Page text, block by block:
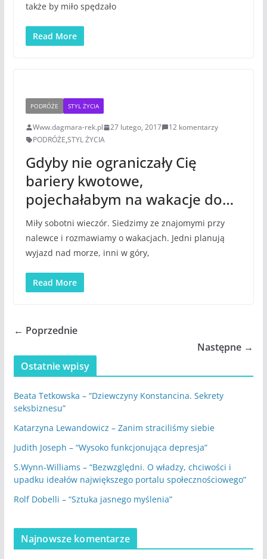
także by miło spędzało
Read More
PODRÓŻE STYL ŻYCIA
Www.dagmara-rek.pl 27 lutego, 2017
12 komentarzy
PODRÓŻE,STYL ŻYCIA
Gdyby nie ograniczały Cię
bariery kwotowe,
pojechałabym na wakacje do…
Miły sobotni wieczór. Siedzimy ze znajomymi przy
nalewce i rozmawiamy o wakacjach. Jedni planują
wyjazd nad morze, inni w góry,
Read More
← Poprzednie
Następne →
Ostatnie wpisy
Beata Tetkowska – “Dziewczyny Konstancina. Sekrety
seksbiznesu”
Katarzyna Lewandowicz – Zanim straciliśmy siebie
Judith Joseph – “Wysoko funkcjonująca depresja”
S.Wynn-Williams – “Bezwzględni. O władzy, chciwości i
upadku ideałów największego portalu społecznościowego”
Rolf Dobelli – “Sztuka jasnego myślenia”
Najnowsze komentarze